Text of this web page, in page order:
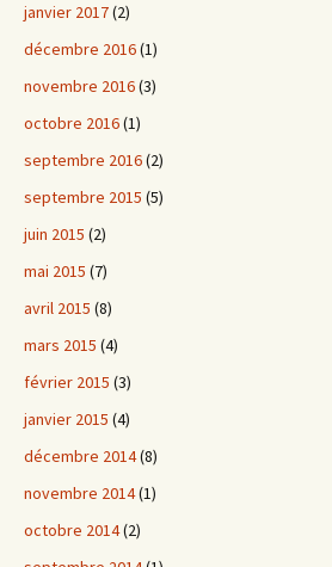
janvier 2017(2)
décembre 2016(1)
novembre 2016(3)
octobre 2016(1)
septembre 2016(2)
septembre 2015 (5)
juin 2015 (2)
mai 2015 (7)
avril 2015 (8)
mars 2015 (4)
février 2015 (3)
janvier 2015 (4)
décembre 2014(8)
novembre 2014(1)
octobre 2014(2)